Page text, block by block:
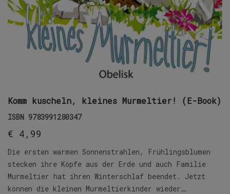
Komm kuscheln, kleines Murmeltier! (E-Book)
ISBN 9783991280347
€ 4,99
Die ersten warmen Sonnenstrahlen, Frühlingsblumen
stecken ihre Köpfe aus der Erde und auch Familie
Murmeltier hat ihren Winterschlaf beendet. Jetzt
können die kleinen Murmeltierkinder wieder…